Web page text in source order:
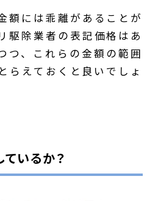
額には乖離があることが
駆除業者の表記価格はあ
つ、これらの金額の範囲
らえておくと良いでしょ
いるか？